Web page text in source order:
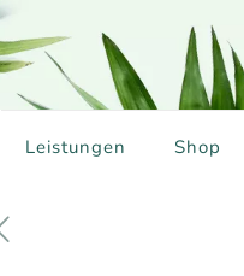
Leistungen Shop